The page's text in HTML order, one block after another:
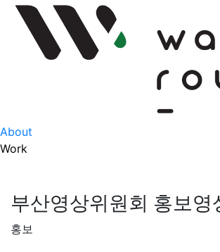
메뉴 건너뛰기
About
Work
부산영상위원회 홍보영
홍보